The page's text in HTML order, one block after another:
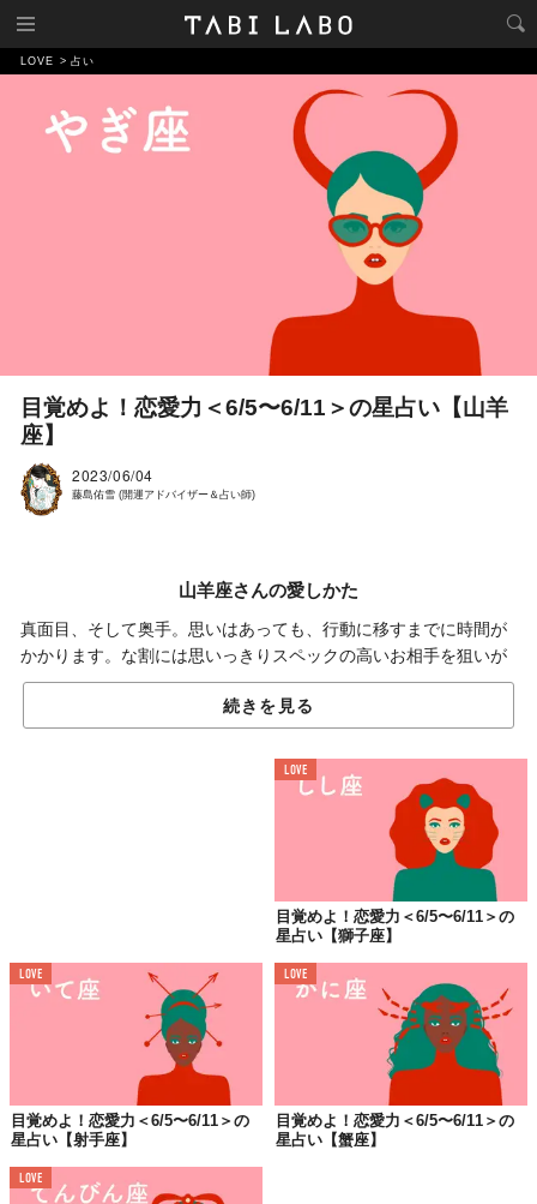
LOVE 占い
目覚めよ！恋愛力＜6/5〜6/11＞の星占い【山羊
座】
2023/06/04
藤島佑雪 (開運アドバイザー＆占い師)
山羊座さんの愛しかた
真面目、そして奥手。思いはあっても、行動に移すまでに時間が
かかります。な割には思いっきりスペックの高いお相手を狙いが
ち。恋愛＝結婚という意識の方が多いのも特徴です。プライドの
高さゆえ、失敗への恐れがあり、素の自分を出せないことが恋の
敗因になりがち。な割には、セクシーな方が多いというのが不思
恋愛＆セックス運が相変わらず好調です。それも、激しい感じ♡
シングルさんはリアルでもオンラインでもいい出会いに恵まれそ
う。カップルさんはおいしいものを食べて、ハマっている趣味を
一緒に楽しんで、ベッドの上でも盛り上がるっていうのを、徹底
するといいかも。
女性は、シングルさんはあまり欲望を晒すタイプではないかもし
れませんが、今週は貪欲にいきましょう。服装もメイクもセクシ
ーに。カップルさんはお相手の前でくらい、大胆になっちゃえ
ば？ 自分からお相手を押し倒すっていうのも、素晴らしいと思い
続きを見る
LOVE
目覚めよ！恋愛力＜6/5〜6/11＞の
星占い【獅子座】
LOVE
目覚めよ！恋愛力＜6/5〜6/11＞の
星占い【射手座】
LOVE
目覚めよ！恋愛力＜6/5〜6/11＞の
星占い【蟹座】
LOVE